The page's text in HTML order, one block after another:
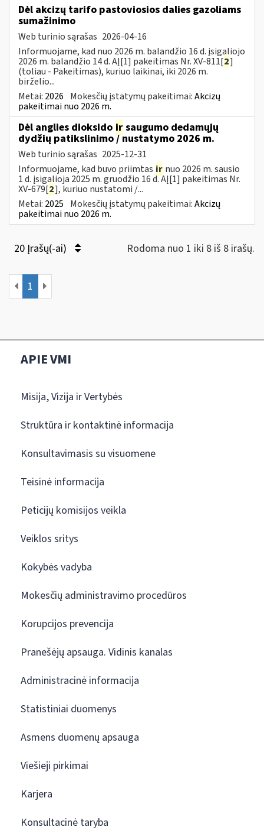
Dėl akcizų tarifo pastoviosios dalies gazoliams
sumažinimo
Web turinio sąrašas 2026-04-16
Informuojame, kad nuo 2026 m. balandžio 16 d. įsigaliojo
2026 m. balandžio 14 d. AĮ[1] pakeitimas Nr. XV-811[2]
(toliau - Pakeitimas), kuriuo laikinai, iki 2026 m.
birželio...
Metai: 2026 Mokesčių įstatymų pakeitimai:Akcizų
pakeitimai nuo 2026 m.
Dėl anglies dioksido ir saugumo dedamųjų
dydžių patikslinimo / nustatymo 2026 m.
Web turinio sąrašas 2025-12-31
Informuojame, kad buvo priimtas ir nuo 2026 m. sausio
1 d. įsigalioja 2025 m. gruodžio 16 d. AĮ[1] pakeitimas Nr.
XV-679[2], kuriuo nustatomi /...
Metai: 2025 Mokesčių įstatymų pakeitimai:Akcizų
pakeitimai nuo 2026 m.
20 Įrašų(-ai) Rodoma nuo 1 iki 8 iš 8 irašų.
1
APIE VMI
Misija, Vizija ir Vertybės
Struktūra ir kontaktinė informacija
Konsultavimasis su visuomene
Teisinė informacija
Peticijų komisijos veikla
Veiklos sritys
Kokybės vadyba
Mokesčių administravimo procedūros
Korupcijos prevencija
Pranešėjų apsauga. Vidinis kanalas
Administracinė informacija
Statistiniai duomenys
Asmens duomenų apsauga
Viešieji pirkimai
Karjera
Konsultacinė taryba